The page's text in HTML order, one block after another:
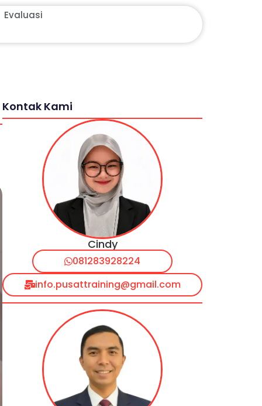
Evaluasi
Kontak Kami
Cindy
081283928224
info.pusattraining@gmail.com